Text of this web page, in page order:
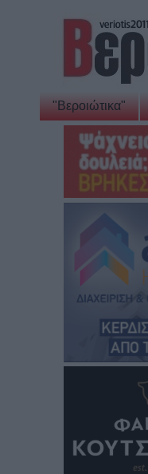
"Βεροιώτικα"